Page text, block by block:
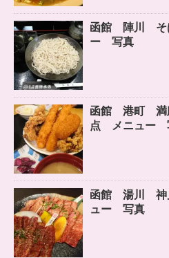
函館 陣川 そ
ー 写真
函館 港町 満
点 メニュー
函館 湯川
ュー 写真